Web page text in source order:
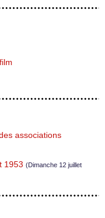
associations
1953 (Dimanche 12 juillet